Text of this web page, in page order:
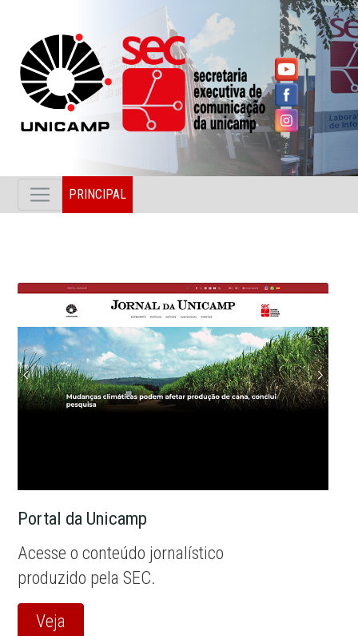
PRINCIPAL
Portal da Unicamp
Acesse o conteúdo jornalístico
produzido pela SEC.
Veja